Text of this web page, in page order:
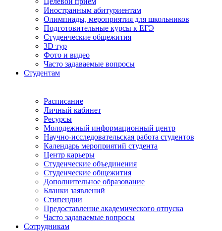
Иностранным абитуриентам
Олимпиады, мероприятия для школьников
Подготовительные курсы к ЕГЭ
Студенческие общежития
3D тур
Фото и видео
Часто задаваемые вопросы
Студентам
Расписание
Личный кабинет
Ресурсы
Молодежный информационный центр
Научно-исследовательская работа студентов
Календарь мероприятий студента
Центр карьеры
Студенческие объединения
Студенческие общежития
Дополнительное образование
Бланки заявлений
Стипендии
Предоставление академического отпуска
Часто задаваемые вопросы
Сотрудникам